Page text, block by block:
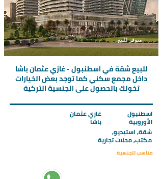
متوفر للبيع
للبيع شقة في اسطنبول - غازي عثمان باشا
داخل مجمع سكني كما توجد بعض الخيارات
تخولك بالحصول على الجنسية التركية
غازي عثمان
باشا
اسطنبول
الأوروبية
شقة, استيديو,
مكتب, محلات تجارية
مناسب للجنسية